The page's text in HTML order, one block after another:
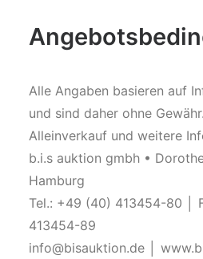
Alle Angaben basieren auf
und sind daher ohne Gewähr.
Alleinverkauf und weitere
b.i.s auktion gmbh •
Hamburg
Tel.: +49 (40) 413454-80 │
413454-89
info@bisauktion.de │